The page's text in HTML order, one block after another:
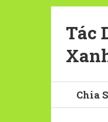
Tác
Chia